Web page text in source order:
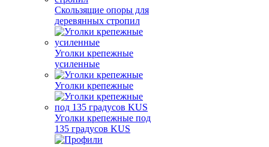
Скользящие опоры для
деревянных стропил
Уголки крепежные
усиленные
Уголки крепежные
Уголки крепежные под
135 градусов KUS